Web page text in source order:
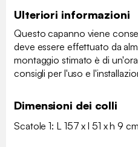
Ulteriori informazioni
Questo capanno viene
deve essere effettuato da
montaggio stimato è di
consigli per l'uso e
Dimensioni dei colli
Scatole 1: L 157 x l 51 x h 9